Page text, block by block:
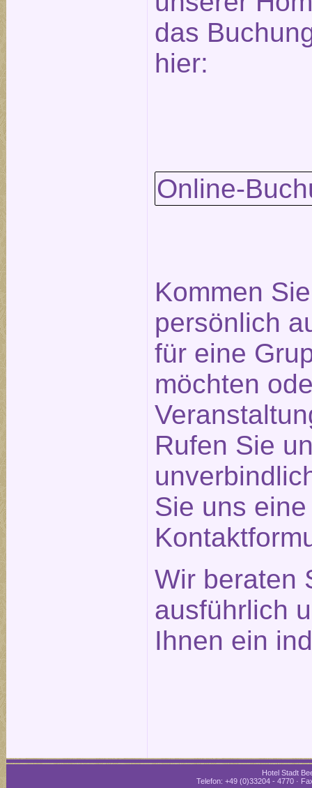
das
hier:
Online-
Kommen
persönlich
für eine
möchten
Rufen Sie
Sie uns
Wir beraten
ausführlich
Ihnen ein
Hotel Stadt
Telefon: +49 (0)33204 - 4770 ·